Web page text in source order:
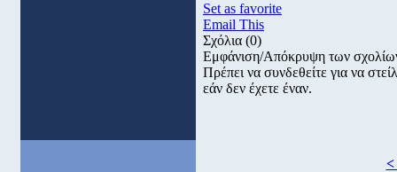
Set as favorite
Email This
Σχόλια (0)
Εμφάνιση/Απόκρυψη των
Πρέπει να συνδεθείτε για να
εάν δεν έχετε έναν.
<